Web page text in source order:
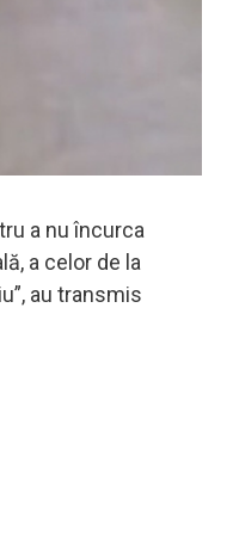
a nu încurca
a celor de la
au transmis